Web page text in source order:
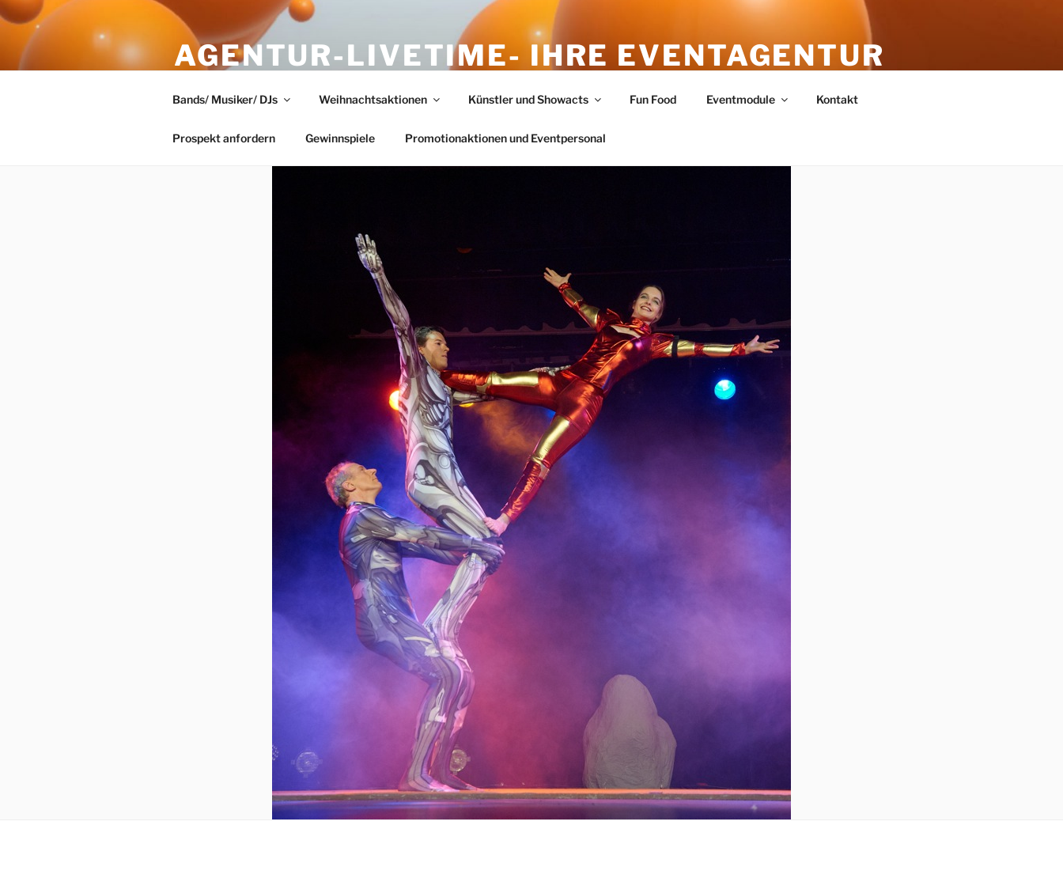
Zum
Inhalt
springen
AGENTUR-LIVETIME- IHRE EVENTAGENTUR
AUS DÜSSELDORF
Bands/ Musiker/ DJs Weihnachtsaktionen Künstler und Showacts Fun Food Eventmodule Kontakt
Prospekt anfordern Gewinnspiele Promotionaktionen und Eventpersonal